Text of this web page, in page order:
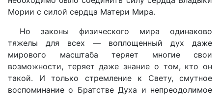
Мории с силой сердца Матери Мира.
Но законы физического мира одинаково
тяжелы для всех — воплощенный дух даже
мирового масштаба теряет многие свои
возможности, теряет даже знание о том, кто он
такой. И только стремление к Свету, смутное
воспоминание о Братстве Духа и непреодолимое